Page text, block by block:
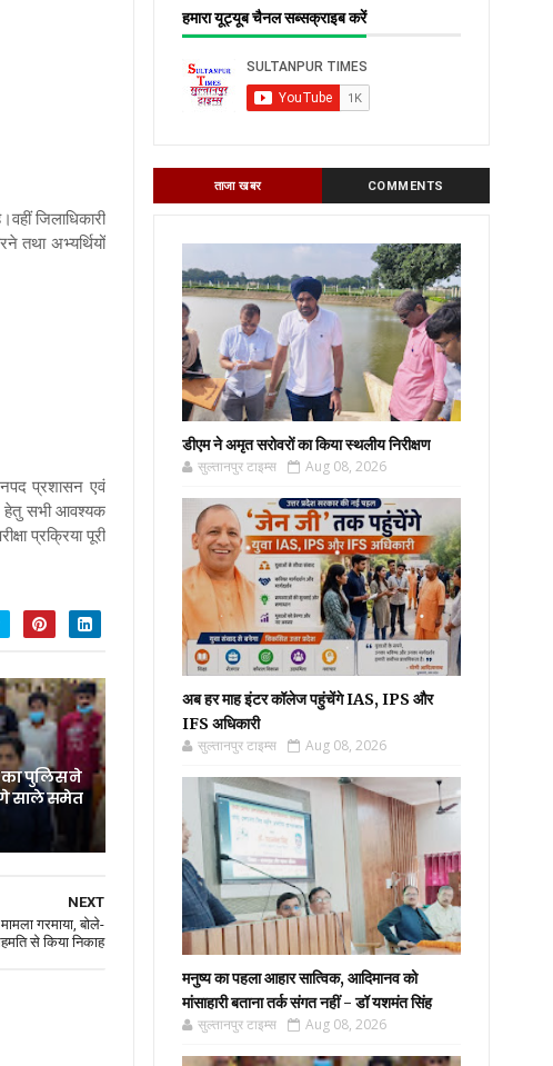
जिलाधिकारी
तथा अभ्यर्थियों
प्रशासन एवं
हेतु सभी आवश्यक
प्रक्रिया पूरी
का पुलिस ने
साले समेत
NEXT
गरमाया, बोले-
से किया निकाह
हमारा यूट्यूब चैनल सब्सक्राइब करें
ताजा खबर COMMENTS
डीएम ने अमृत सरोवरों का किया स्थलीय निरीक्षण
सुल्तानपुर टाइम्स Aug 08, 2026
अब हर माह इंटर कॉलेज पहुंचेंगे IAS, IPS और
IFS अधिकारी
सुल्तानपुर टाइम्स Aug 08, 2026
मनुष्य का पहला आहार सात्विक, आदिमानव को
मांसाहारी बताना तर्क संगत नहीं - डॉ यशमंत सिंह
सुल्तानपुर टाइम्स Aug 08, 2026